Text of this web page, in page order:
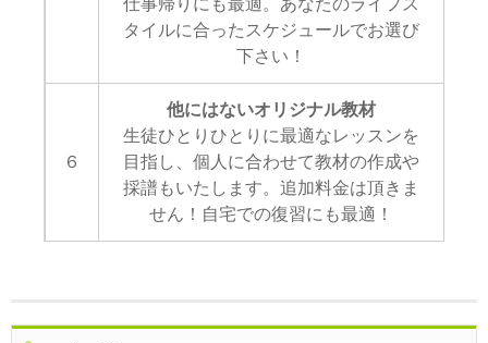
仕事帰りにも最適。あなたのライフス
タイルに合ったスケジュールでお選び
下さい！
６
他にはないオリジナル教材
生徒ひとりひとりに最適なレッスンを
目指し、個人に合わせて教材の作成や
採譜もいたします。追加料金は頂きま
せん！自宅での復習にも最適！